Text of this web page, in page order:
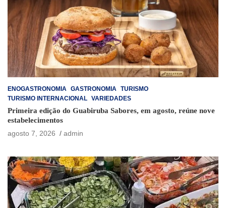
ENOGASTRONOMIA GASTRONOMIA
TURISMO
TURISMO INTERNACIONAL VARIEDADES
Primeira edição do Guabiruba Sabores, em agosto, reúne nove
estabelecimentos
agosto 7, 2026
admin